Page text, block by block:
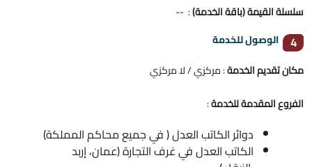
سلسلة القيمة (باقة الخدمة): --
4
الوصول للخدمة
مكان تقديم الخدمة: مركزي / لا مركزي
الفروع المقدمة للخدمة:
دوائر الكاتب العدل ( في جميع محاكم المملكة)
الكاتب العدل في غرف التجارة (عمان، إربد